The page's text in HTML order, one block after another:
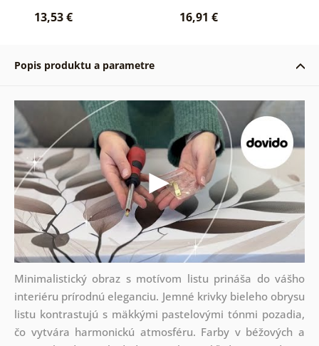
13,53 € 16,91 €
Popis produktu a parametre
Minimalistický obraz s motívom listu prináša do vášho
interiéru prírodnú eleganciu. Jemné krivky bieleho obrysu
listu kontrastujú s mäkkými pastelovými tónmi pozadia,
čo vytvára harmonickú atmosféru. Farby v béžových a